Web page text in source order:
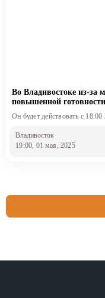
Во Владивостоке из-за
повышенной готовности
Он будет действовать с
Владивосток
19:00, 01 мая, 2025